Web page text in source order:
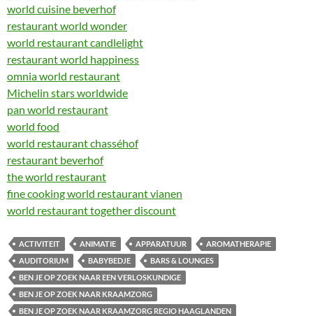
world cuisine beverhof
restaurant world wonder
world restaurant candlelight
restaurant world happiness
omnia world restaurant
Michelin stars worldwide
pan world restaurant
world food
world restaurant chasséhof
restaurant beverhof
the world restaurant
fine cooking world restaurant vianen
world restaurant together discount
ACTIVITEIT ANIMATIE APPARATUUR
AROMATHERAPIE
AUDITORIUM
BABYBEDJE
BARS & LOUNGES
BEN JE OP ZOEK NAAR EEN VERLOSKUNDIGE
BEN JE OP ZOEK NAAR KRAAMZORG
BEN JE OP ZOEK NAAR KRAAMZORG REGIO HAAGLANDEN